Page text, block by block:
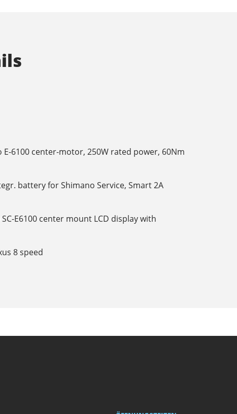
6100 center-motor, 250W rated power, 60Nm
battery for Shimano Service, Smart 2A
E6100 center mount LCD display with
8 speed